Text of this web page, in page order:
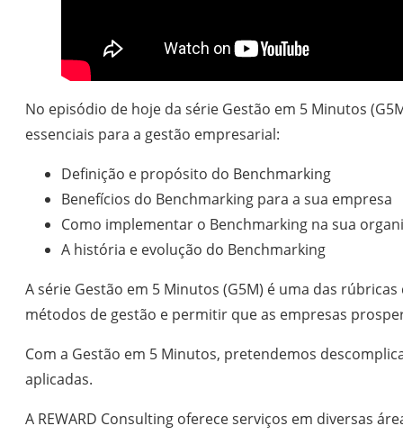
No episódio de hoje da série Gestão em 5 Minutos
essenciais para a gestão empresarial:
Definição e propósito do Benchmarking
Benefícios do Benchmarking para a sua empresa
Como implementar o Benchmarking na sua
A história e evolução do Benchmarking
A série Gestão em 5 Minutos (G5M) é uma das
métodos de gestão e permitir que as empresas
Com a Gestão em 5 Minutos, pretendemos
aplicadas.
A REWARD Consulting oferece serviços em diversas